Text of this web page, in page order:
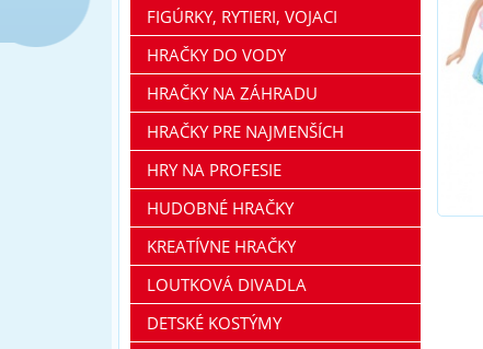
FIGÚRKY, RYTIERI, VOJACI
HRAČKY DO VODY
HRAČKY NA ZÁHRADU
HRAČKY PRE NAJMENŠÍCH
HRY NA PROFESIE
HUDOBNÉ HRAČKY
KREATÍVNE HRAČKY
LOUTKOVÁ DIVADLA
DETSKÉ KOSTÝMY